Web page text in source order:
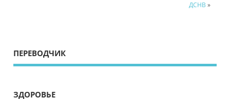
ДСНВ »
ПЕРЕВОДЧИК
ЗДОРОВЬЕ